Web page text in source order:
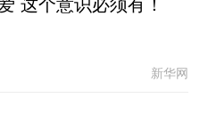
新华网